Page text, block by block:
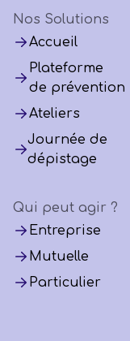
Nos Solutions
Accueil
Plateforme
de prévention
Ateliers
Journée de
dépistage
Qui peut agir ?
Entreprise
Mutuelle
Particulier